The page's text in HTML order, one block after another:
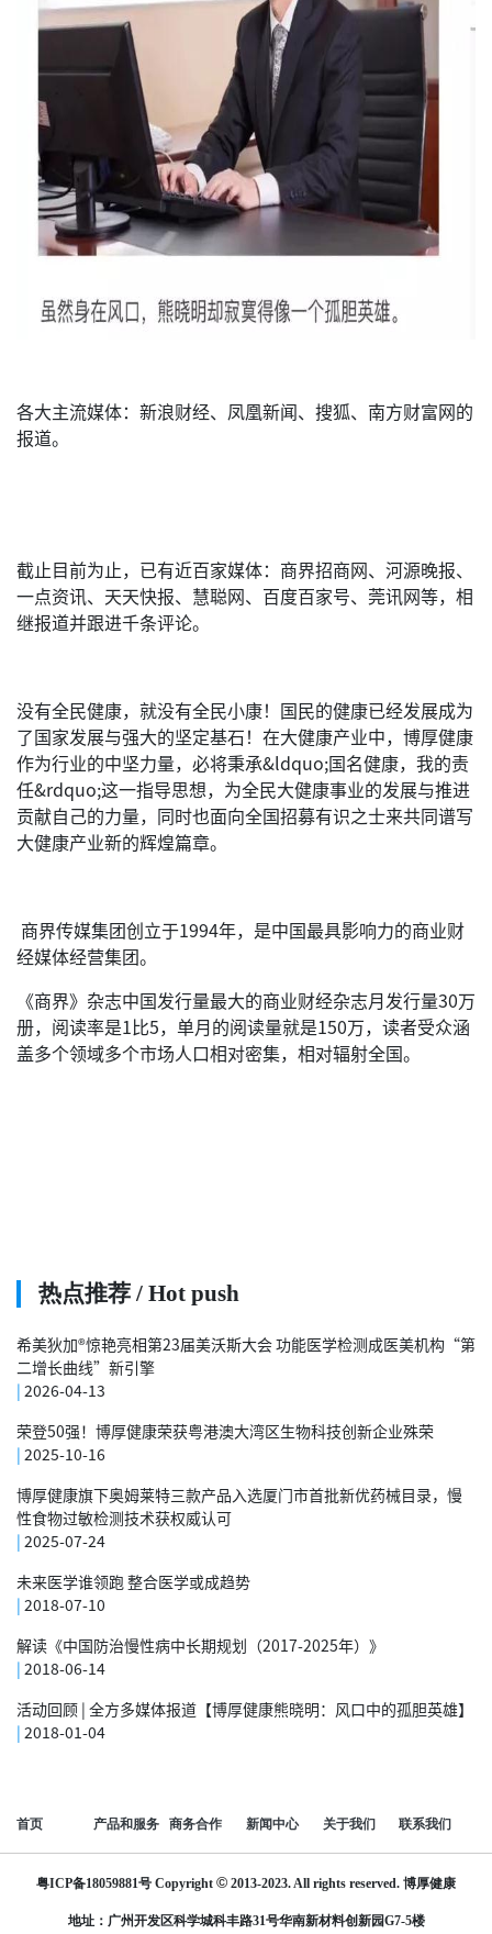
各大主流媒体：新浪财经、凤凰新闻、搜狐、南方财富网的
报道。
截止目前为止，已有近百家媒体：商界招商网、河源晚报、
一点资讯、天天快报、慧聪网、百度百家号、莞讯网等，相
继报道并跟进千条评论。
没有全民健康，就没有全民小康！国民的健康已经发展成为
了国家发展与强大的坚定基石！在大健康产业中，博厚健康
作为行业的中坚力量，必将秉承&ldquo;国名健康，我的责
任&rdquo;这一指导思想，为全民大健康事业的发展与推进
贡献自己的力量，同时也面向全国招募有识之士来共同谱写
大健康产业新的辉煌篇章。
商界传媒集团创立于1994年，是中国最具影响力的商业财
经媒体经营集团。
《商界》杂志中国发行量最大的商业财经杂志月发行量30万
册，阅读率是1比5，单月的阅读量就是150万，读者受众涵
盖多个领域多个市场人口相对密集，相对辐射全国。
热点推荐 / Hot push
希美狄加®惊艳亮相第23届美沃斯大会 功能医学检测成医美机构“第
二增长曲线”新引擎
2026-04-13
荣登50强！博厚健康荣获粤港澳大湾区生物科技创新企业殊荣
2025-10-16
博厚健康旗下奥姆莱特三款产品入选厦门市首批新优药械目录，慢
性食物过敏检测技术获权威认可
2025-07-24
未来医学谁领跑 整合医学或成趋势
2018-07-10
解读《中国防治慢性病中长期规划（2017-2025年）》
2018-06-14
活动回顾 | 全方多媒体报道【博厚健康熊晓明：风口中的孤胆英雄】
2018-01-04
首页 产品和服务 商务合作 新闻中心 关于我们 联系我们
粤ICP备18059881号 Copyright © 2013-2023. All rights reserved. 博厚健康
地址：广州开发区科学城科丰路31号华南新材料创新园G7-5楼